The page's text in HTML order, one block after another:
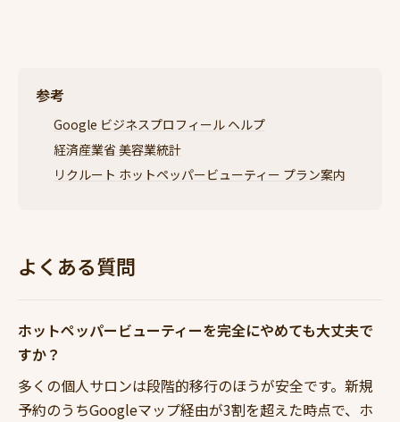
参考
Google ビジネスプロフィール ヘルプ
経済産業省 美容業統計
リクルート ホットペッパービューティー プラン案内
よくある質問
ホットペッパービューティーを完全にやめても大丈夫で
すか？
多くの個人サロンは段階的移行のほうが安全です。新規
予約のうちGoogleマップ経由が3割を超えた時点で、ホ